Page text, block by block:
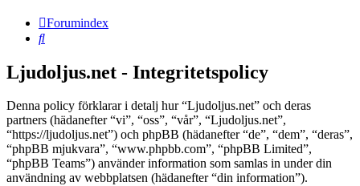
Forumindex
Sök
Ljudoljus.net - Integritetspolicy
Denna policy förklarar i detalj hur “Ljudoljus.net” och deras
partners (hädanefter “vi”, “oss”, “vår”, “Ljudoljus.net”,
“https://ljudoljus.net”) och phpBB (hädanefter “de”, “dem”, “deras”,
“phpBB mjukvara”, “www.phpbb.com”, “phpBB Limited”,
“phpBB Teams”) använder information som samlas in under din
användning av webbplatsen (hädanefter “din information”).